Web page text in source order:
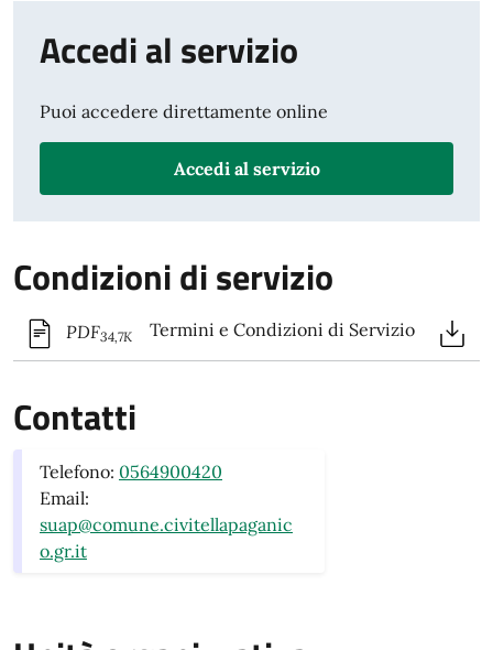
Accedi al servizio
Puoi accedere direttamente online
Accedi al servizio
Condizioni di servizio
PDF34,7K Termini e Condizioni di Servizio
Contatti
Telefono: 0564900420
Email:
suap@comune.civitellapaganic
o.gr.it